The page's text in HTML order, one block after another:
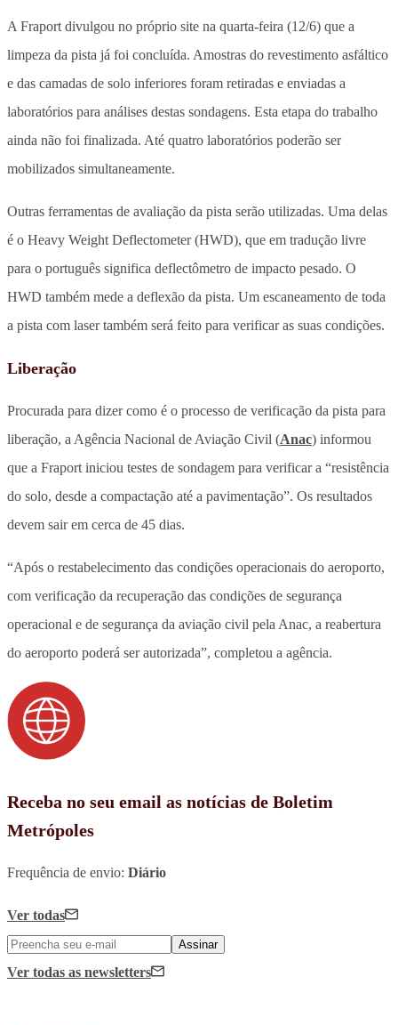
A Fraport divulgou no próprio site na quarta-feira (12/6) que a
limpeza da pista já foi concluída. Amostras do revestimento asfáltico
e das camadas de solo inferiores foram retiradas e enviadas a
laboratórios para análises destas sondagens. Esta etapa do trabalho
ainda não foi finalizada. Até quatro laboratórios poderão ser
mobilizados simultaneamente.
Outras ferramentas de avaliação da pista serão utilizadas. Uma delas
é o Heavy Weight Deflectometer (HWD), que em tradução livre
para o português significa deflectômetro de impacto pesado. O
HWD também mede a deflexão da pista. Um escaneamento de toda
a pista com laser também será feito para verificar as suas condições.
Liberação
Procurada para dizer como é o processo de verificação da pista para
liberação, a Agência Nacional de Aviação Civil (Anac) informou
que a Fraport iniciou testes de sondagem para verificar a “resistência
do solo, desde a compactação até a pavimentação”. Os resultados
devem sair em cerca de 45 dias.
“Após o restabelecimento das condições operacionais do aeroporto,
com verificação da recuperação das condições de segurança
operacional e de segurança da aviação civil pela Anac, a reabertura
do aeroporto poderá ser autorizada”, completou a agência.
Receba no seu email as notícias de Boletim
Metrópoles
Frequência de envio: Diário
Ver todas
Assinar
Ver todas as newsletters